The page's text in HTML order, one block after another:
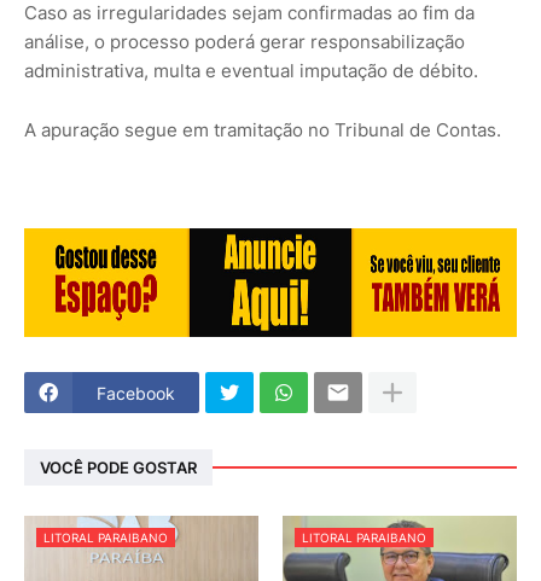
Caso as irregularidades sejam confirmadas ao fim da
análise, o processo poderá gerar responsabilização
administrativa, multa e eventual imputação de débito.
A apuração segue em tramitação no Tribunal de Contas.
Facebook
VOCÊ PODE GOSTAR
LITORAL PARAIBANO LITORAL PARAIBANO